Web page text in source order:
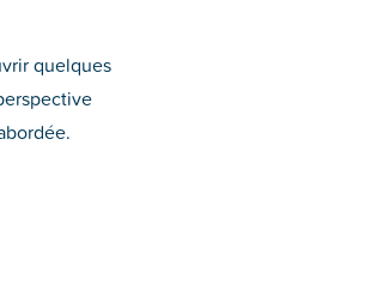
quelques